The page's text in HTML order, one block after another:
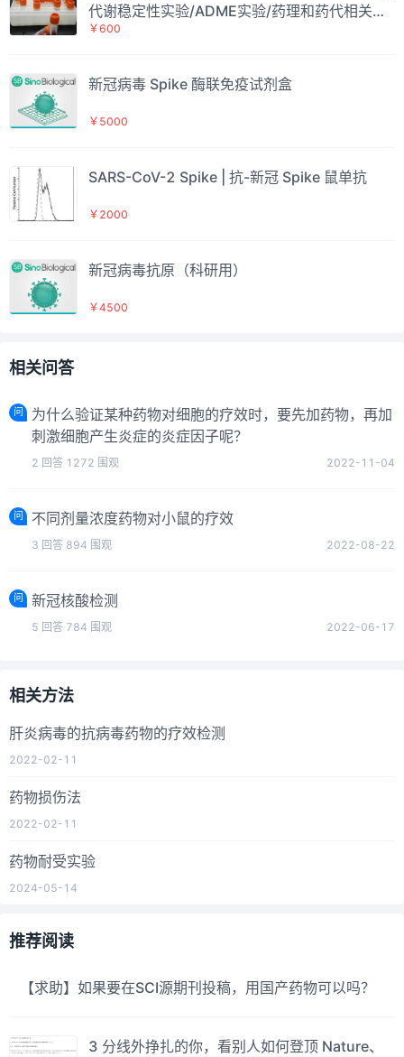
代谢稳定性实验/ADME实验/药理和药代相关实
验
￥600
新冠病毒 Spike 酶联免疫试剂盒
￥5000
SARS-CoV-2 Spike | 抗-新冠 Spike 鼠单抗
￥2000
新冠病毒抗原（科研用）
￥4500
相关问答
问
为什么验证某种药物对细胞的疗效时，要先加药物，再加
刺激细胞产生炎症的炎症因子呢？
2 回答 1272 围观 2022-11-04
问 不同剂量浓度药物对小鼠的疗效
3 回答 894 围观 2022-08-22
问 新冠核酸检测
5 回答 784 围观 2022-06-17
相关方法
肝炎病毒的抗病毒药物的疗效检测
2022-02-11
药物损伤法
2022-02-11
药物耐受实验
2024-05-14
推荐阅读
【求助】如果要在SCI源期刊投稿，用国产药物可以吗？
3 分线外挣扎的你，看别人如何登顶 Nature、